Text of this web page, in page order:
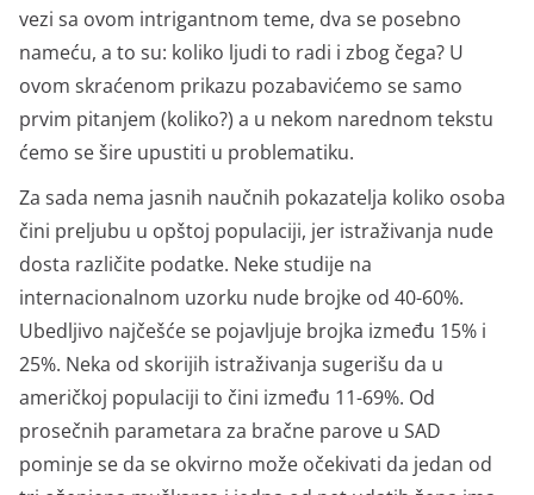
vezi sa ovom intrigantnom teme, dva se posebno
nameću, a to su: koliko ljudi to radi i zbog čega? U
ovom skraćenom prikazu pozabavićemo se samo
prvim pitanjem (koliko?) a u nekom narednom tekstu
ćemo se šire upustiti u problematiku.
Za sada nema jasnih naučnih pokazatelja koliko osoba
čini preljubu u opštoj populaciji, jer istraživanja nude
dosta različite podatke. Neke studije na
internacionalnom uzorku nude brojke od 40-60%.
Ubedljivo najčešće se pojavljuje brojka između 15% i
25%. Neka od skorijih istraživanja sugerišu da u
američkoj populaciji to čini između 11-69%. Od
prosečnih parametara za bračne parove u SAD
pominje se da se okvirno može očekivati da jedan od